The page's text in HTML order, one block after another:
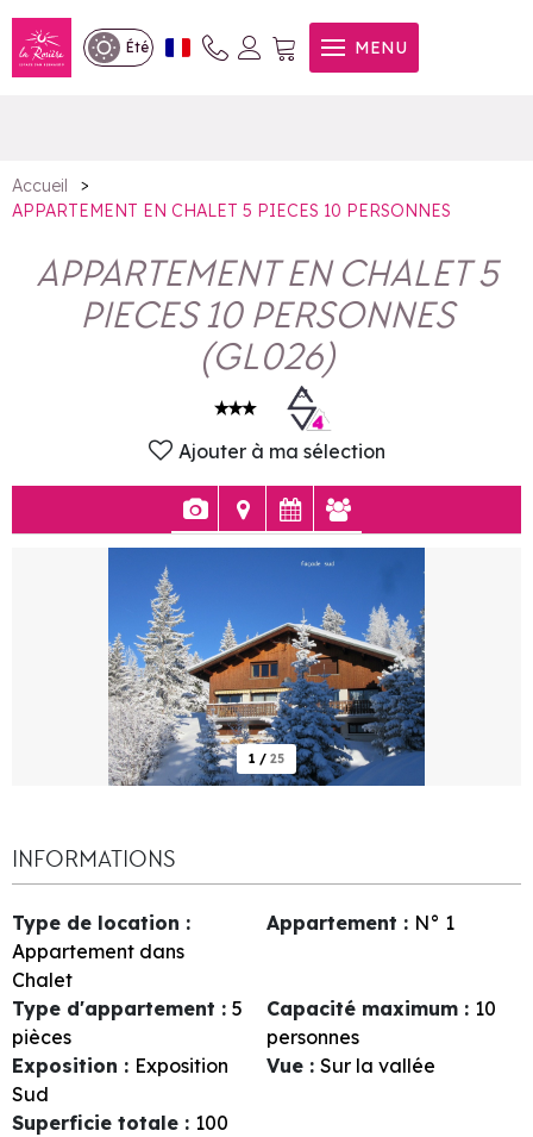
Été MENU
APPARTEMENT EN CHALET 5
PIECES 10 PERSONNES
Accueil
>
APPARTEMENT EN CHALET 5 PIECES 10 PERSONNES
APPARTEMENT EN CHALET 5
PIECES 10 PERSONNES
(GL026)
Ajouter à ma sélection
1 / 25
INFORMATIONS
Type de location :
Appartement dans
Chalet
Appartement : N° 1
Type d'appartement : 5
pièces
Capacité maximum : 10
personnes
Exposition : Exposition
Sud
Vue : Sur la vallée
Superficie totale : 100